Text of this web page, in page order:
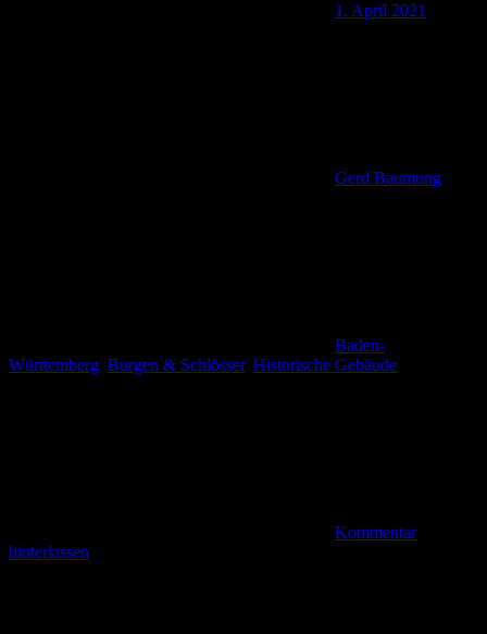
1. April 2021
Gerd Baumung
Baden-
Württemberg Burgen & Schlösser, Historische Gebäude
Kommentar
hinterlassen